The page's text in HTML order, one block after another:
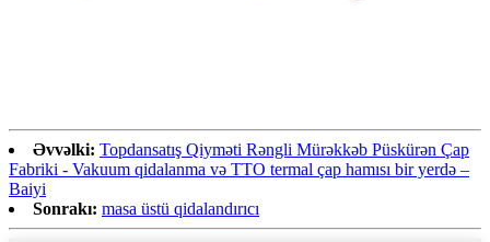
Əvvəlki: Topdansatış Qiyməti Rəngli Mürəkkəb Püskürən Çap
Fabriki - Vakuum qidalanma və TTO termal çap hamısı bir yerdə –
Baiyi
Sonrakı: masa üstü qidalandırıcı